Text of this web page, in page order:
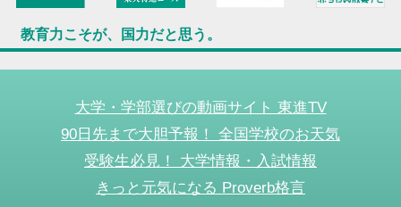
教育力こそが、国力だと思う。
大学・学部選びの動画サイト 東進TV
90日先まで大胆予報！ 全国学校のお天気
受験生必見！ 大学情報・入試情報
きっと元気になる Proverb格言